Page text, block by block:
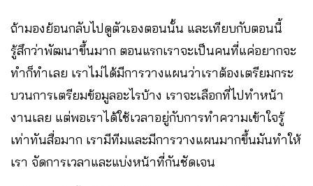
ถ้ามองย้อนกลับไปดูตัวเองตอนนั้น และเทียบกับตอนนี้
รู้สึกว่าพัฒนาขึ้นมาก ตอนแรกเราจะเป็นคนที่แค่อยากจะ
ทำก็ทำเลย เราไม่ได้มีการวางแผนว่าเราต้องเตรียมกระ
บวนการเตรียมข้อมูลอะไรบ้าง เราจะเลือกที่ไปทำหน้า
งานเลย แต่พอเราได้ใช้เวลาอยู่กับการทำความเข้าใจรู้
เท่าทันสื่อมาก เรามีทีมและมีการวางแผนมากขึ้นมันทำให้
เรา จัดการเวลาและแบ่งหน้าที่กันชัดเจน